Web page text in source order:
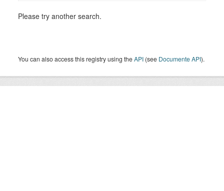
Please try another search.
You can also access this registry using theAPI (see Documente API).